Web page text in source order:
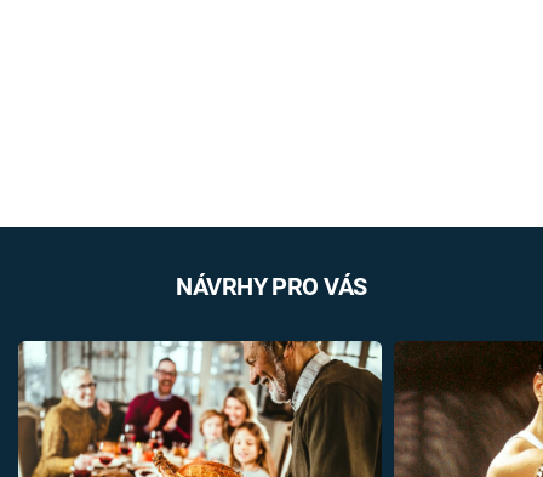
NÁVRHY PRO VÁS